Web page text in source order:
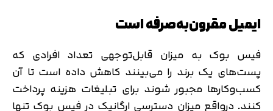
ایمیل مقرون‌به‌صرفه است
فیس بوک به میزان قابل‌توجهی تعداد افرادی که
پست‌های یک برند را می‌بینند کاهش داده است تا آن
کسب‌وکارها مجبور شوند برای تبلیغات هزینه پرداخت
کنند. درواقع میزان دسترسی ارگانیک در فیس بوک تنها